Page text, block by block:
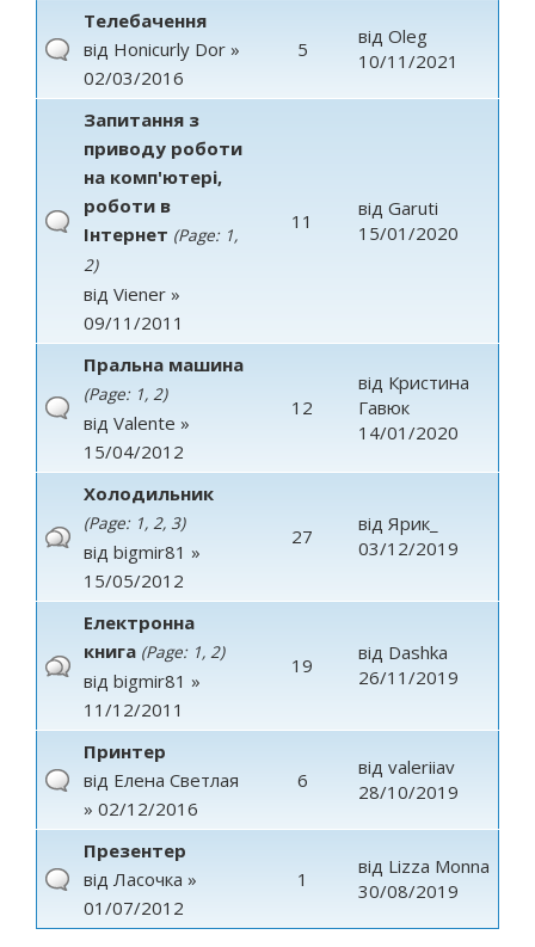
Телебачення
від Honicurly Dor »
02/03/2016
5
від Oleg
10/11/2021
Запитання з
приводу роботи
на комп'ютері,
роботи в
Інтернет (Page: 1,
2)
від Viener »
09/11/2011
11
від Garuti
15/01/2020
Пральна машина
(Page: 1, 2)
від Valente »
15/04/2012
12
від Кристина
Гавюк
14/01/2020
Холодильник
(Page: 1, 2, 3)
від bigmir81 »
15/05/2012
27
від Ярик_
03/12/2019
Електронна
книга (Page: 1, 2)
від bigmir81 »
11/12/2011
19
від Dashka
26/11/2019
Принтер
від Елена Светлая
» 02/12/2016
6
від valeriiav
28/10/2019
Презентер
від Ласочка »
01/07/2012
1
від Lizza Monna
30/08/2019